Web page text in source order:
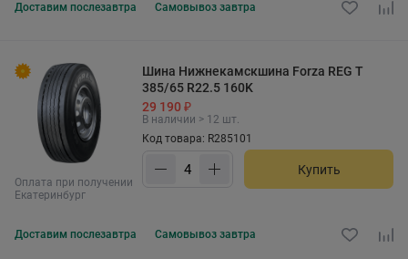
Доставим послезавтра Самовывоз завтра
Оплата при получении
Екатеринбург
Шина Нижнекамскшина Forza REG T
385/65 R22.5 160K
29 190 ₽
В наличии > 12 шт.
Код товара: R285101
Купить
Доставим послезавтра Самовывоз завтра